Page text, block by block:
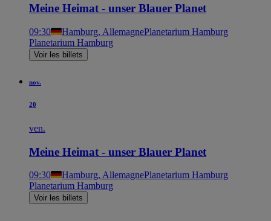
Meine Heimat - unser Blauer Planet
09:30 Hamburg, AllemagnePlanetarium Hamburg
Planetarium Hamburg
Voir les billets
nov.
20
ven.
Meine Heimat - unser Blauer Planet
09:30 Hamburg, AllemagnePlanetarium Hamburg
Planetarium Hamburg
Voir les billets